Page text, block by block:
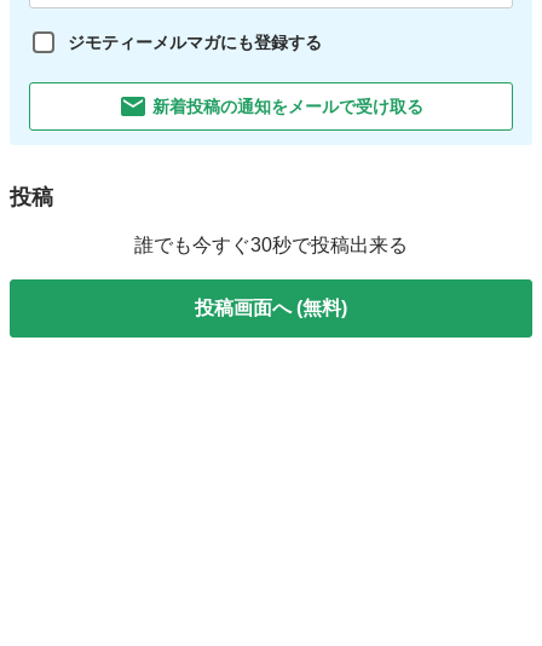
ジモティーメルマガにも登録する
新着投稿の通知をメールで受け取る
投稿
誰でも今すぐ30秒で投稿出来る
投稿画面へ (無料)